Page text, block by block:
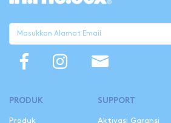
PRODUK
Produk
SUPPORT
Aktivasi Garansi